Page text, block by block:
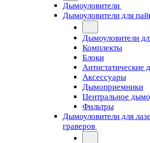
Дымоуловители
Дымоуловители для
Дымоуловители
Комплекты
Блоки
Антистатические
Аксессуары
Дымоприемники
Центральное
Фильтры
Дымоуловители для
граверов